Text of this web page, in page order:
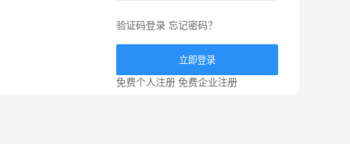
验证码登录 忘记密码？
立即登录
免费个人注册 免费企业注册